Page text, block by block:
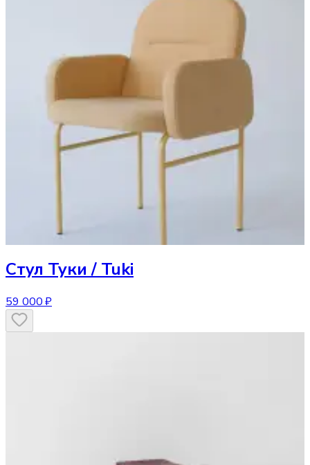
Стул Туки / Tuki
59 000 ₽